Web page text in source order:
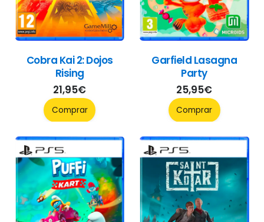
Cobra Kai 2: Dojos
Rising
21,95€
Comprar
Garfield Lasagna
Party
25,95€
Comprar